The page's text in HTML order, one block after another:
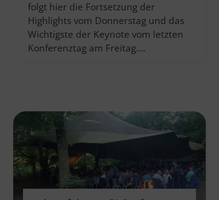
folgt hier die Fortsetzung der
Highlights vom Donnerstag und das
Wichtigste der Keynote vom letzten
Konferenztag am Freitag.…